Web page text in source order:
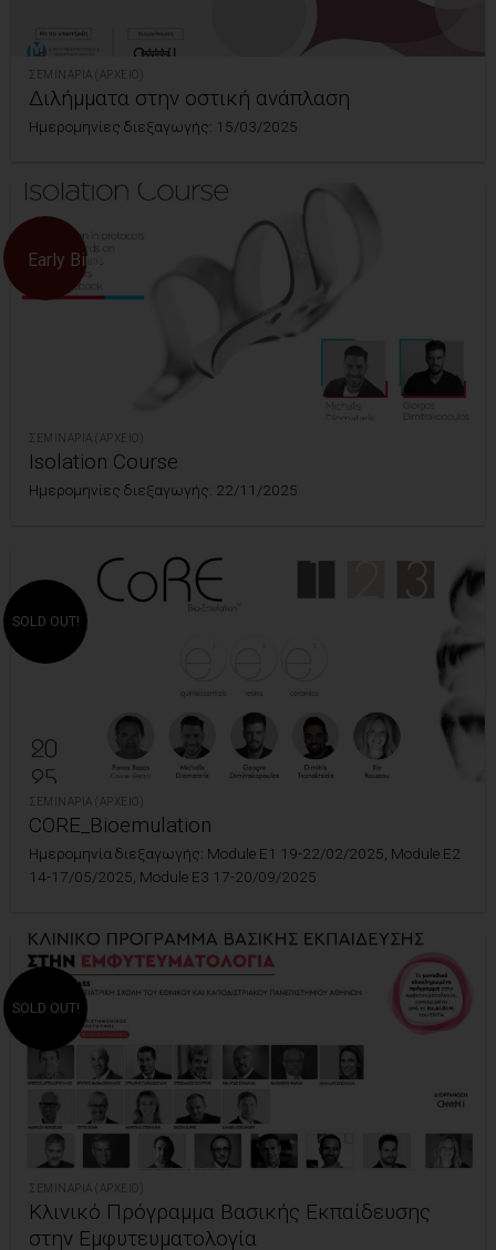
ΣΕΜΙΝΆΡΙΑ (ΑΡΧΕΊΟ)
Διλήμματα στην οστική ανάπλαση
Ημερομηνίες διεξαγωγής: 15/03/2025
Early Bird!
ΣΕΜΙΝΆΡΙΑ (ΑΡΧΕΊΟ)
Isolation Course
Ημερομηνίες διεξαγωγής: 22/11/2025
SOLD OUT!
ΣΕΜΙΝΆΡΙΑ (ΑΡΧΕΊΟ)
CORE_Bioemulation
Ημερομηνία διεξαγωγής: Module E1 19-22/02/2025, Module E2
14-17/05/2025, Module E3 17-20/09/2025
SOLD OUT!
ΣΕΜΙΝΆΡΙΑ (ΑΡΧΕΊΟ)
Κλινικό Πρόγραμμα Βασικής Εκπαίδευσης
στην Εμφυτευματολογία